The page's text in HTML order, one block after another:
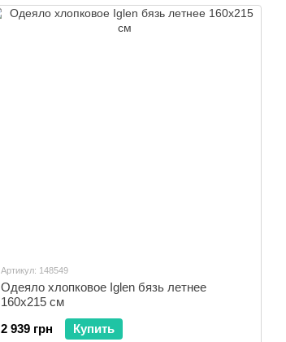
Артикул: 148549
Одеяло хлопковое Iglen бязь летнее
160x215 см
2 939 грн
Купить